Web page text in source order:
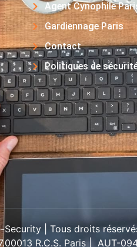
Agent Cynophile
Gardiennage Paris
Contact
Politiques de
| Tous droits
R.C.S. Paris | AUT-